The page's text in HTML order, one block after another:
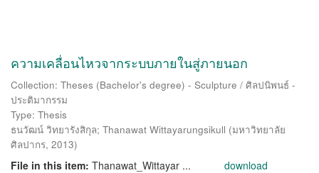
ความเคลื่อนไหวจากระบบภายในสู่ภายนอก
Collection: Theses (Bachelor's degree) - Sculpture / ศิลปนิพนธ์ -
ประติมากรรม
Type: Thesis
ธนวัฒน์ วิทยารังสิกุล; Thanawat Wittayarungsikull (มหาวิทยาลัย
ศิลปากร, 2013)
File in this item: Thanawat_Wittayar ... download